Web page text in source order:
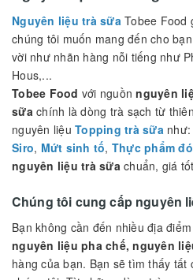
[GỢI Ý MENU 8/
CHIỀU LÒNG
TOPPING TRÂN
GIÁ NẰM Ở
NGON!
01/03/2026
Nguyên liệu trà sữa giá tốt
Nguyên liệu trà sữaTobee Food
chúng tôi muốn mang đến cho